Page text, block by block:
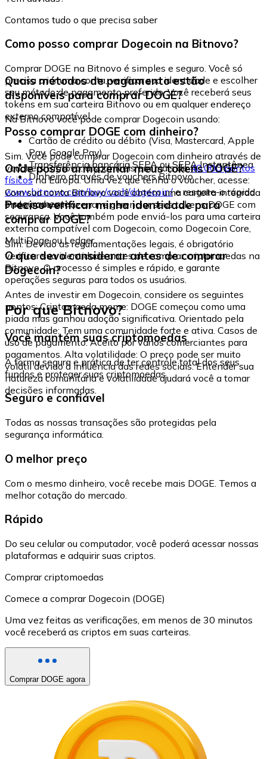
Contamos tudo o que precisa saber
Como posso comprar Dogecoin na Bitnovo?
Comprar DOGE na Bitnovo é simples e seguro. Você só
precisa criar uma conta, verificar sua identidade e escolher
seu método de pagamento preferido. Você receberá seus
tokens em sua carteira Bitnovo ou em qualquer endereço
externo compatível.
Quais métodos de pagamento estão
disponíveis para comprar DOGE?
Na Bitnovo você pode comprar Dogecoin usando:
Cartão de crédito ou débito (Visa, Mastercard, Apple
Pay, Google Pay)
Transferência bancária SEPA ou SEPA Instantânea
Dinheiro através de vouchers Bitnovo
Posso comprar DOGE com dinheiro?
Sim. Você pode comprar Dogecoin com dinheiro através de
vouchers Bitnovo, disponíveis em mais de40.000 pontos
físicosna Europa. Uma vez que tenha o voucher, acesse:
www.bitnovo.com/buy/cash/dogecoin/e resgate-o rápida
e seguramente.
Onde posso armazenar meus tokens DOGE?
Com sua conta Bitnovo você obtém uma carteira integrada
onde pode armazenar e gerenciar seus tokens DOGE com
segurança. Você também pode enviá-los para uma carteira
externa compatível com Dogecoin, como Dogecoin Core,
MultiDoge ou Ledger.
Preciso verificar minha identidade para
comprar DOGE?
Sim. Devido às regulamentações legais, é obrigatório
verificar sua identidade antes de comprar criptomoedas na
Bitnovo. O processo é simples e rápido, e garante
operações seguras para todos os usuários.
O que devo considerar antes de comprar
Dogecoin?
Antes de investir em Dogecoin, considere os seguintes
pontos: Criptomoeda meme: DOGE começou como uma
piada mas ganhou adoção significativa. Orientado pela
comunidade: Tem uma comunidade forte e ativa. Casos de
uso de pagamento: Aceito por vários comerciantes para
pagamentos. Alta volatilidade: O preço pode ser muito
volátil devido à influência das redes sociais. Entender sua
natureza comunitária e volatilidade ajudará você a tomar
decisões informadas.
Por que Bitnovo?
Você mantém suas criptomoedas
A forma segura e prática de ter controle total dos seus
fundos e proteger suas criptomoedas.
Seguro e confiável
Todas as nossas transações são protegidas pela
segurança informática.
O melhor preço
Com o mesmo dinheiro, você recebe mais DOGE. Temos a
melhor cotação do mercado.
Rápido
Do seu celular ou computador, você poderá acessar nossas
plataformas e adquirir suas criptos.
Comprar criptomoedas
Comece a comprar Dogecoin (DOGE)
Uma vez feitas as verificações, em menos de 30 minutos
você receberá as criptos em suas carteiras.
Comprar DOGE agora